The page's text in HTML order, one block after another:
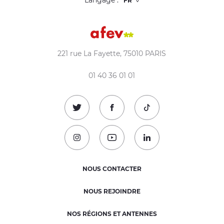
221 rue La Fayette, 75010 PARIS
01 40 36 01 01
Suivez-nous sur Twitter !
Suivez-nous sur Facebook !
Suivez-nous sur
Suivez-nous sur Instagram !
Suivez-nous sur Youtube !
Suivez-nous sur
NOUS CONTACTER
NOUS REJOINDRE
NOS RÉGIONS ET ANTENNES